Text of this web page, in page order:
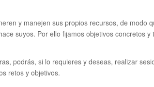
y manejen sus propios recursos, de modo
suyos. Por ello fijamos objetivos concretos
podrás, si lo requieres y deseas, realizar
retos y objetivos.